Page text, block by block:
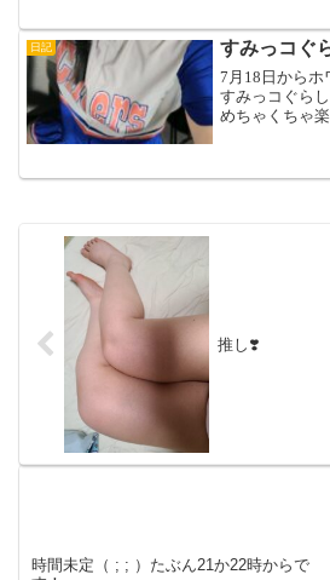
日記 すみっコぐ
7月18日からホ
すみっコぐら
めちゃくちゃ
ャラのパネル
キャラの場所
推し❣️
時間未定（ ; ; ）たぶん21か22時からで